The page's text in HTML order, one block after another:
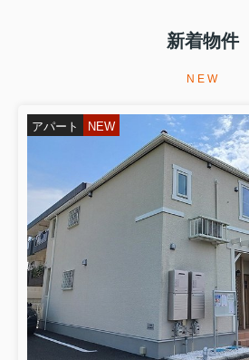
【シードコーポレーション
※建物名・号室・お名前をお申し
また、入居者アプリからも問い合わせを
ので
お急ぎでない方はアプリでの問い合
い。
休暇明けは5月7日10時から営業
何卒ご理解の程宜しくお願い
2025.12.21
新着物件
NEW
アパート NEW